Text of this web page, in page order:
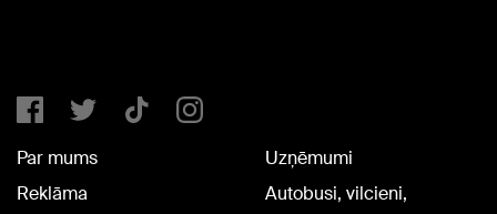
Par mums
Reklāma
Uzņēmumi
Autobusi, vilcieni,